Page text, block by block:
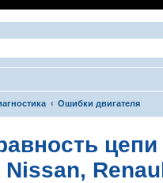
Ошибки двигателя